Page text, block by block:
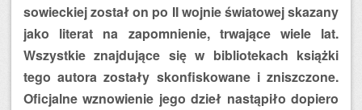
sowieckiej został on po II wojnie światowej skazany
jako literat na zapomnienie, trwające wiele lat.
Wszystkie znajdujące się w bibliotekach książki
tego autora zostały skonfiskowane i zniszczone.
Oficjalne wznowienie jego dzieł nastąpiło dopiero